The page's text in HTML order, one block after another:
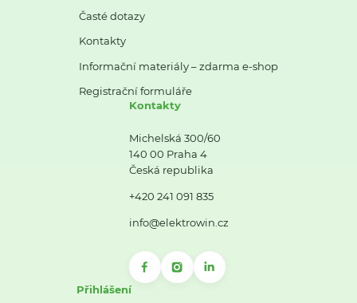
Časté dotazy
Kontakty
Informační materiály – zdarma e-shop
Registrační formuláře
Kontakty
Michelská 300/60
140 00 Praha 4
Česká republika
+420 241 091 835
info@elektrowin.cz
Přihlášení